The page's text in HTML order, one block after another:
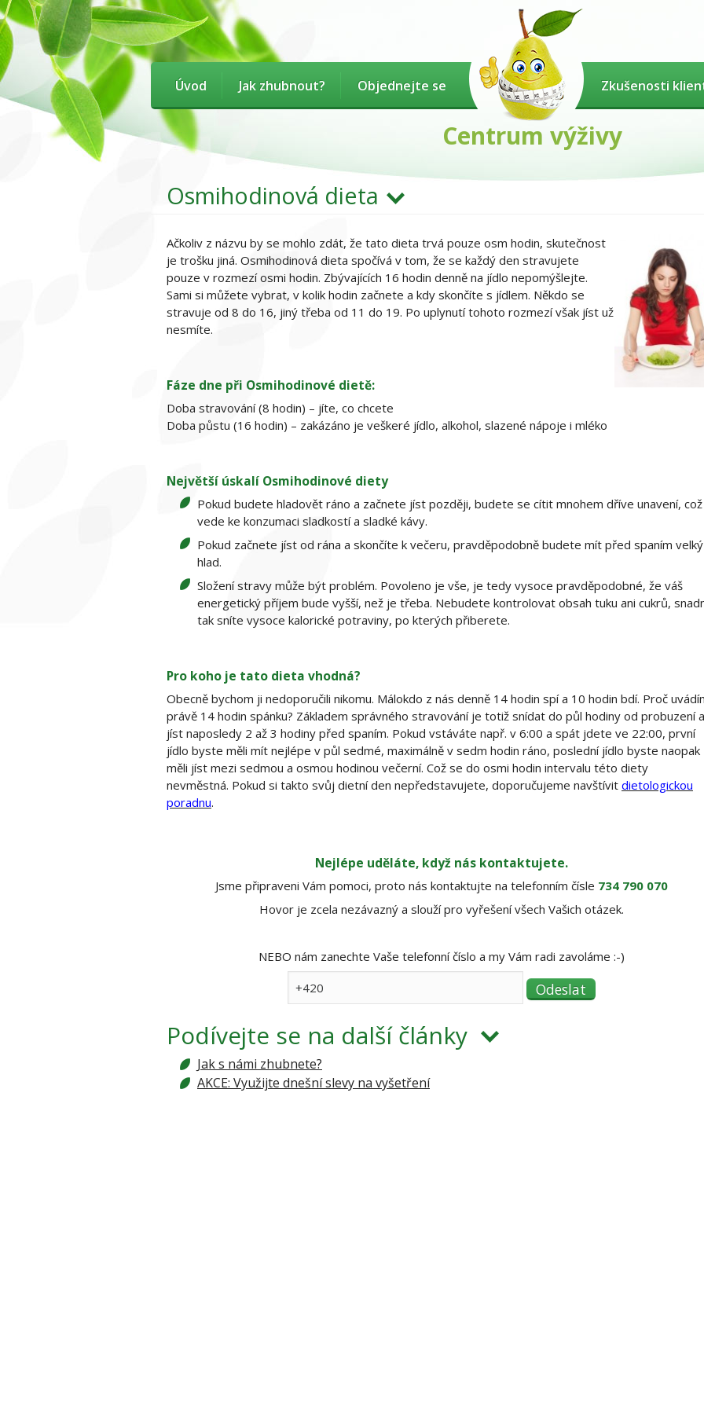
Centrum výživy
Úvod Jak zhubnout? Objednejte se Zkušenosti
Osmihodinová dieta
Ačkoliv z názvu by se mohlo zdát, že tato dieta trvá pouze osm hodin, skutečnost
je trošku jiná. Osmihodinová dieta spočívá v tom, že se každý den stravujete
pouze v rozmezí osmi hodin. Zbývajících 16 hodin denně na jídlo nepomýšlejte.
Sami si můžete vybrat, v kolik hodin začnete a kdy skončíte s jídlem. Někdo se
stravuje od 8 do 16, jiný třeba od 11 do 19. Po uplynutí tohoto rozmezí však jíst už
nesmíte.
Fáze dne při Osmihodinové dietě:
Doba stravování (8 hodin) – jíte, co chcete
Doba půstu (16 hodin) – zakázáno je veškeré jídlo, alkohol, slazené nápoje i mléko
Největší úskalí Osmihodinové diety
Pokud budete hladovět ráno a začnete jíst později, budete se cítit mnohem dříve unavení, což
vede ke konzumaci sladkostí a sladké kávy.
Pokud začnete jíst od rána a skončíte k večeru, pravděpodobně budete mít před spaním velký
hlad.
Složení stravy může být problém. Povoleno je vše, je tedy vysoce pravděpodobné, že váš
energetický příjem bude vyšší, než je třeba. Nebudete kontrolovat obsah tuku ani cukrů,
tak sníte vysoce kalorické potraviny, po kterých přiberete.
Pro koho je tato dieta vhodná?
Obecně bychom ji nedoporučili nikomu. Málokdo z nás denně 14 hodin spí a 10 hodin bdí. Proč
právě 14 hodin spánku? Základem správného stravování je totiž snídat do půl hodiny od probuzení a
jíst naposledy 2 až 3 hodiny před spaním. Pokud vstáváte např. v 6:00 a spát jdete ve 22:00, první
jídlo byste měli mít nejlépe v půl sedmé, maximálně v sedm hodin ráno, poslední jídlo byste naopak
měli jíst mezi sedmou a osmou hodinou večerní. Což se do osmi hodin intervalu této diety
nevměstná. Pokud si takto svůj dietní den nepředstavujete, doporučujeme navštívit dietologickou
poradnu.
Nejlépe uděláte, když nás kontaktujete.
Jsme připraveni Vám pomoci, proto nás kontaktujte na telefonním čísle 734 790 070
Hovor je zcela nezávazný a slouží pro vyřešení všech Vašich otázek.
NEBO nám zanechte Vaše telefonní číslo a my Vám radi zavoláme :-)
Podívejte se na další články
Jak s námi zhubnete?
AKCE: Využijte dnešní slevy na vyšetření